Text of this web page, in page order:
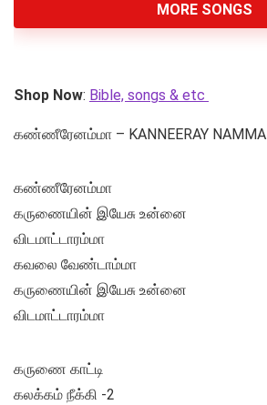
MORE SONGS
Shop Now: Bible, songs & etc
கண்ணீரேனம்மா – KANNEERAY NAMMA
கண்ணீரேனம்மா
கருணையின் இயேசு உன்னை
விடமாட்டாரம்மா
கவலை வேண்டாம்மா
கருணையின் இயேசு உன்னை
விடமாட்டாரம்மா
கருணை காட்டி
கலக்கம் நீக்கி -2